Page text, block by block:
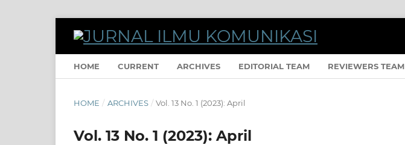
HOME CURRENT ARCHIVES EDITORIAL TEAM REVIEWERS TEAM
HOME / ARCHIVES / Vol. 13 No. 1 (2023): April
Vol. 13 No. 1 (2023): April